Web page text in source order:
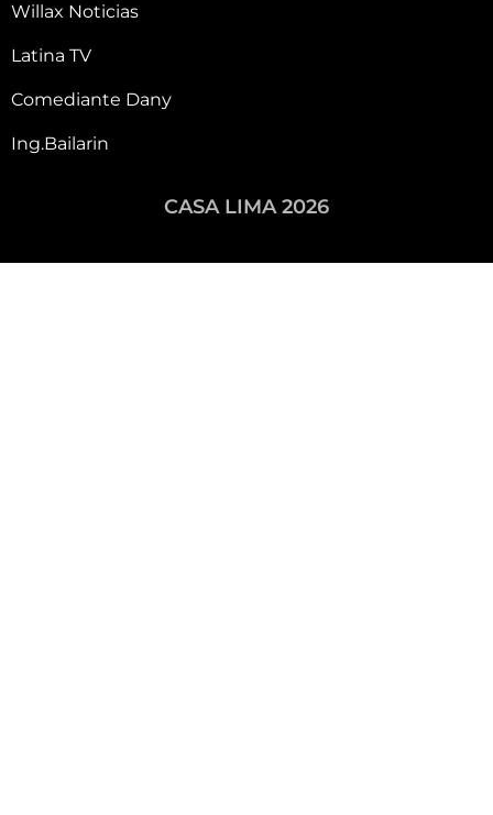
Willax Noticias
Latina TV
Comediante Dany
Ing.Bailarin
CASA LIMA 2026